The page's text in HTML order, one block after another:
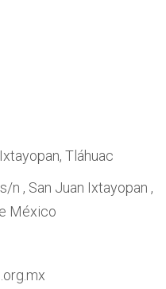
Tláhuac
n , San Juan Ixtayopan ,
México